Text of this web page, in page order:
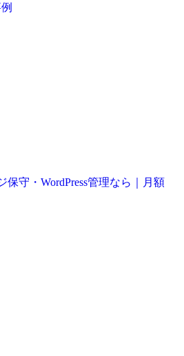
保守・WordPress管理なら｜月額